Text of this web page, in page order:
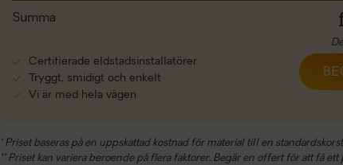
Summa
Certifierade eldstadsinstallatörer
Tryggt, smidigt och enkelt
Vi är med hela vägen
* Priset baseras på en uppskattad kostnad för material till en
** Priset kan variera beroende på flera faktorer. Begär en offert för att få ett